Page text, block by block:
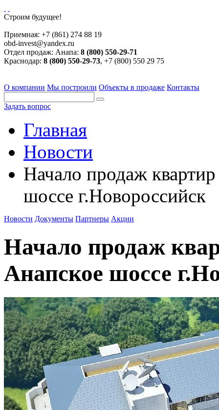
Строим будущее!
Приемная: +7 (861) 274 88 19
obd-invest@yandex.ru
Отдел продаж: Анапа: 8 (800) 550-29-71
Краснодар: 8 (800) 550-29-73, +7 (800) 550 29 75
О компании Мы построили Объекты в продаже Контакты
Задать вопрос
Главная
Новости
Начало продаж
шоссе г.Новороссийск
Новости Документы Партнеры Акции
Начало продаж
Анапское шоссе